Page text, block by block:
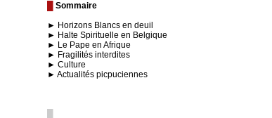
Sommaire
► Horizons Blancs en deuil
► Halte Spirituelle en Belgique
► Le Pape en Afrique
► Fragilités interdites
► Culture
► Actualités picpuciennes